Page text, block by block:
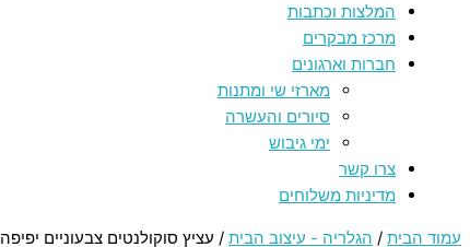
המלצות וכתבות
מרכז מבקרים
חברות וארגונים
מארזי שי ומתנות
סיורים והעשרה
ימי גיבוש
צרו קשר
מדיניות משלוחים
עמוד הבית / הגלריה - עיצוב הבית / עציץ סוקולנטים צבעוניים יפיפה